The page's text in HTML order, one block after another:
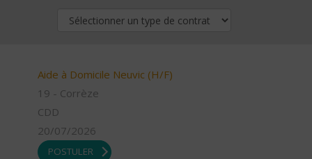
Aide à Domicile Neuvic (H/F)
19 - Corrèze
CDD
20/07/2026
POSTULER